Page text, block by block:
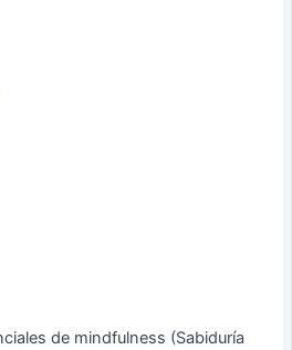
de mindfulness (Sabiduría